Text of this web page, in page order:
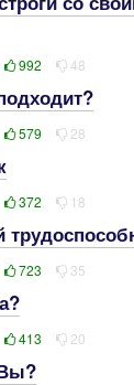
992 48
579 28
372 18
723 35
413 20